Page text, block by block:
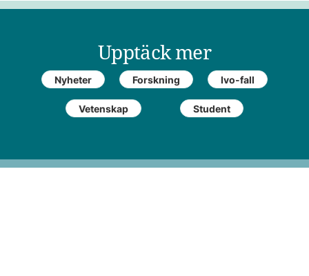
Upptäck mer
Nyheter Forskning Ivo-fall
Vetenskap Student